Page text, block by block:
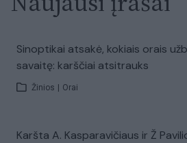
Sinoptikai atsakė, kokiais orais
savaitę: karščiai atsitrauks
Žinios Orai
Karšta A. Kasparavičiaus ir Ž